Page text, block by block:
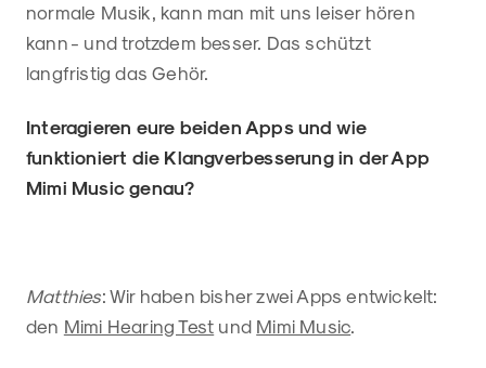
normale Musik, kann man mit uns leiser hören
kann - und trotzdem besser. Das schützt
langfristig das Gehör.
Interagieren eure beiden Apps und wie
funktioniert die Klangverbesserung in der App
Mimi Music genau?
Matthies: Wir haben bisher zwei Apps entwickelt:
den Mimi Hearing Test und Mimi Music.